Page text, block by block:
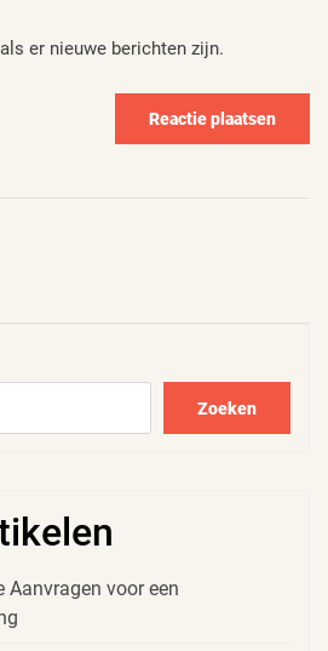
er nieuwe berichten zijn.
Zoeken
Aanvragen voor een